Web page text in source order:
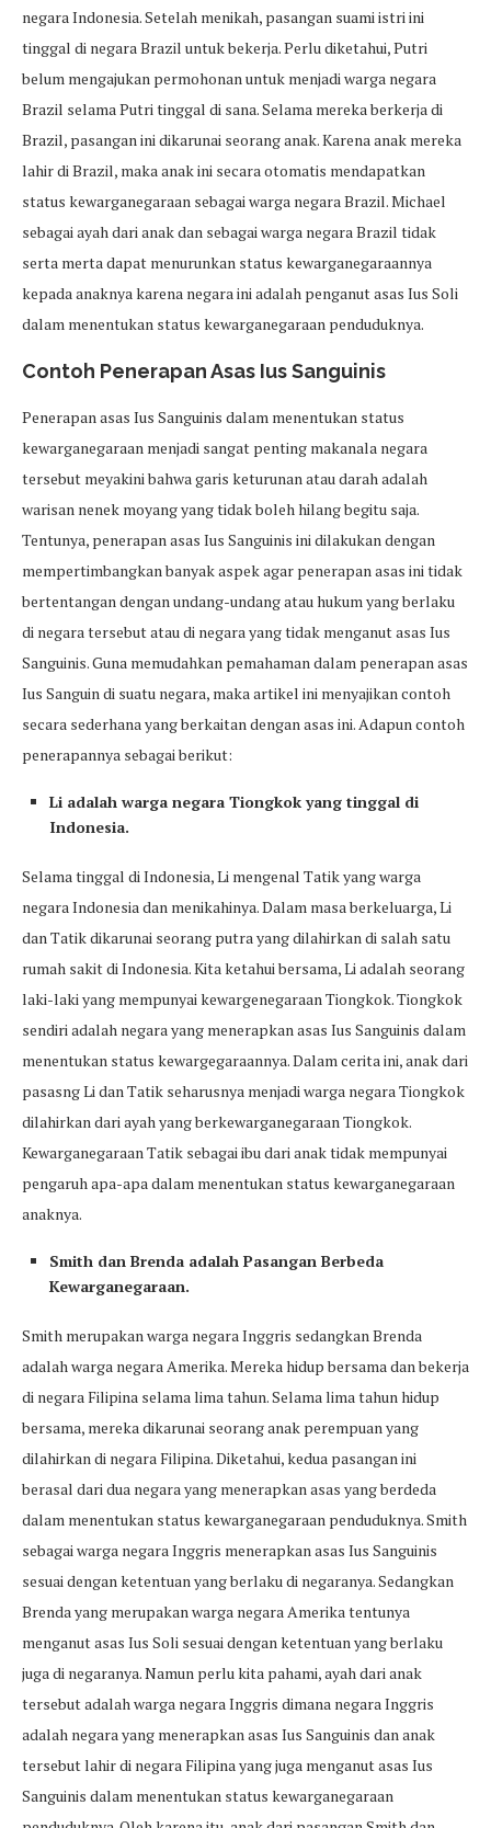
negara Indonesia. Setelah menikah, pasangan suami istri ini
tinggal di negara Brazil untuk bekerja. Perlu diketahui, Putri
belum mengajukan permohonan untuk menjadi warga negara
Brazil selama Putri tinggal di sana. Selama mereka berkerja di
Brazil, pasangan ini dikarunai seorang anak. Karena anak mereka
lahir di Brazil, maka anak ini secara otomatis mendapatkan
status kewarganegaraan sebagai warga negara Brazil. Michael
sebagai ayah dari anak dan sebagai warga negara Brazil tidak
serta merta dapat menurunkan status kewarganegaraannya
kepada anaknya karena negara ini adalah penganut asas Ius Soli
dalam menentukan status kewarganegaraan penduduknya.
Contoh Penerapan Asas Ius Sanguinis
Penerapan asas Ius Sanguinis dalam menentukan status
kewarganegaraan menjadi sangat penting makanala negara
tersebut meyakini bahwa garis keturunan atau darah adalah
warisan nenek moyang yang tidak boleh hilang begitu saja.
Tentunya, penerapan asas Ius Sanguinis ini dilakukan dengan
mempertimbangkan banyak aspek agar penerapan asas ini tidak
bertentangan dengan undang-undang atau hukum yang berlaku
di negara tersebut atau di negara yang tidak menganut asas Ius
Sanguinis. Guna memudahkan pemahaman dalam penerapan asas
Ius Sanguin di suatu negara, maka artikel ini menyajikan contoh
secara sederhana yang berkaitan dengan asas ini. Adapun contoh
penerapannya sebagai berikut:
Li adalah warga negara Tiongkok yang tinggal di
Indonesia.
Selama tinggal di Indonesia, Li mengenal Tatik yang warga
negara Indonesia dan menikahinya. Dalam masa berkeluarga, Li
dan Tatik dikarunai seorang putra yang dilahirkan di salah satu
rumah sakit di Indonesia. Kita ketahui bersama, Li adalah seorang
laki-laki yang mempunyai kewargenegaraan Tiongkok. Tiongkok
sendiri adalah negara yang menerapkan asas Ius Sanguinis dalam
menentukan status kewargegaraannya. Dalam cerita ini, anak dari
pasasng Li dan Tatik seharusnya menjadi warga negara Tiongkok
dilahirkan dari ayah yang berkewarganegaraan Tiongkok.
Kewarganegaraan Tatik sebagai ibu dari anak tidak mempunyai
pengaruh apa-apa dalam menentukan status kewarganegaraan
anaknya.
Smith dan Brenda adalah Pasangan Berbeda
Kewarganegaraan.
Smith merupakan warga negara Inggris sedangkan Brenda
adalah warga negara Amerika. Mereka hidup bersama dan bekerja
di negara Filipina selama lima tahun. Selama lima tahun hidup
bersama, mereka dikarunai seorang anak perempuan yang
dilahirkan di negara Filipina. Diketahui, kedua pasangan ini
berasal dari dua negara yang menerapkan asas yang berdeda
dalam menentukan status kewarganegaraan penduduknya. Smith
sebagai warga negara Inggris menerapkan asas Ius Sanguinis
sesuai dengan ketentuan yang berlaku di negaranya. Sedangkan
Brenda yang merupakan warga negara Amerika tentunya
menganut asas Ius Soli sesuai dengan ketentuan yang berlaku
juga di negaranya. Namun perlu kita pahami, ayah dari anak
tersebut adalah warga negara Inggris dimana negara Inggris
adalah negara yang menerapkan asas Ius Sanguinis dan anak
tersebut lahir di negara Filipina yang juga menganut asas Ius
Sanguinis dalam menentukan status kewarganegaraan